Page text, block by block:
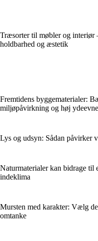
Træsorter til møbler og interiør
holdbarhed og æstetik
Fremtidens byggematerialer:
miljøpåvirkning og høj ydeevne
Lys og udsyn: Sådan påvirker
Naturmaterialer kan bidrage til
indeklima
Mursten med karakter: Vælg
omtanke